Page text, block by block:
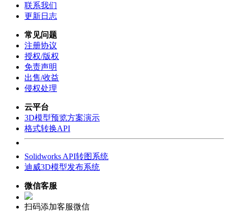
联系我们
更新日志
常见问题
注册协议
授权/版权
免责声明
出售/收益
侵权处理
云平台
3D模型预览方案演示
格式转换API
Solidworks API转图系统
迪威3D模型发布系统
微信客服
扫码添加客服微信